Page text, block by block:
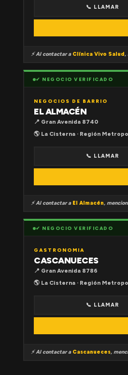
📞 LLAMAR
⚡ Al contactar a Clínica Vivo Salud,
✔ NEGOCIO VERIFICADO
NEGOCIOS DE BARRIO
EL ALMACÉN
📍 Gran Avenida 8740
🌎 La Cisterna · Región
📞 LLAMAR
⚡ Al contactar a El Almacén,
✔ NEGOCIO VERIFICADO
GASTRONOMIA
CASCANUECES
📍 Gran Avenida 8786
🌎 La Cisterna · Región
📞 LLAMAR
⚡ Al contactar a Cascanueces,